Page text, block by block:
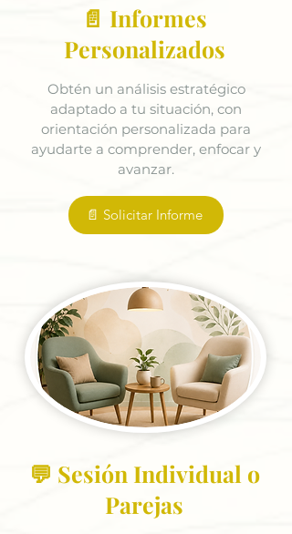
📄 Informes
Personalizados
Obtén un análisis estratégico
adaptado a tu situación, con
orientación personalizada para
ayudarte a comprender, enfocar y
avanzar.
📄 Solicitar Informe
💬 Sesión Individual o
Parejas